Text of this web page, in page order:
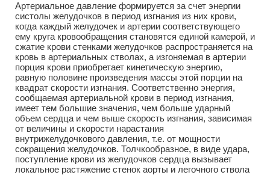
Артериальное давление формируется за счет энергии
систолы желудочков в период изгнания из них крови,
когда каждый желудочек и артерии соответствующего
ему круга кровообращения становятся единой камерой, и
сжатие крови стенками желудочков распространяется на
кровь в артериальных стволах, а изгоняемая в артерии
порция крови приобретает кинетическую энергию,
равную половине произведения массы этой порции на
квадрат скорости изгнания. Соответственно энергия,
сообщаемая артериальной крови в период изгнания,
имеет тем большие значения, чем больше ударный
объем сердца и чем выше скорость изгнания, зависимая
от величины и скорости нарастания
внутрижелудочкового давления, т.е. от мощности
сокращения желудочков. Толчкообразное, в виде удара,
поступление крови из желудочков сердца вызывает
локальное растяжение стенок аорты и легочного ствола